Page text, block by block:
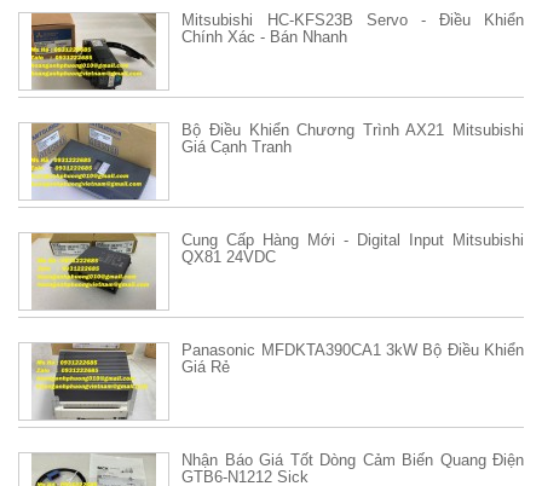
Mitsubishi HC-KFS23B Servo - Điều Khiển
Chính Xác - Bán Nhanh
Bộ Điều Khiển Chương Trình AX21 Mitsubishi
Giá Cạnh Tranh
Cung Cấp Hàng Mới - Digital Input Mitsubishi
QX81 24VDC
Panasonic MFDKTA390CA1 3kW Bộ Điều Khiển
Giá Rẻ
Nhận Báo Giá Tốt Dòng Cảm Biến Quang Điện
GTB6-N1212 Sick